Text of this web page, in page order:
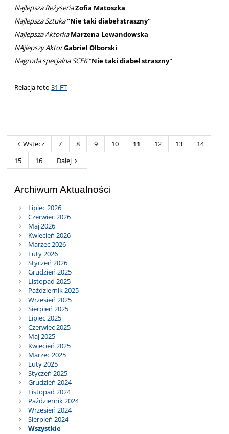
Najlepsza ReżyseriaZofia Matoszka
Najlepsza Sztuka"Nie taki diabeł straszny"
Najlepsza Aktorka Marzena Lewandowska
NAjlepszy AktorGabriel Olborski
Nagroda specjalna SCEK"Nie taki diabeł straszny"
Relacja foto31 FT
Wstecz 7 8 9 10 11 12 13
14
15
16 Dalej
Archiwum Aktualności
Lipiec 2026
Czerwiec 2026
Maj 2026
Kwiecień 2026
Marzec 2026
Luty 2026
Styczeń 2026
Grudzień 2025
Listopad 2025
Październik 2025
Wrzesień 2025
Sierpień 2025
Lipiec 2025
Czerwiec 2025
Maj 2025
Kwiecień 2025
Marzec 2025
Luty 2025
Styczeń 2025
Grudzień 2024
Listopad 2024
Październik 2024
Wrzesień 2024
Sierpień 2024
Wszystkie